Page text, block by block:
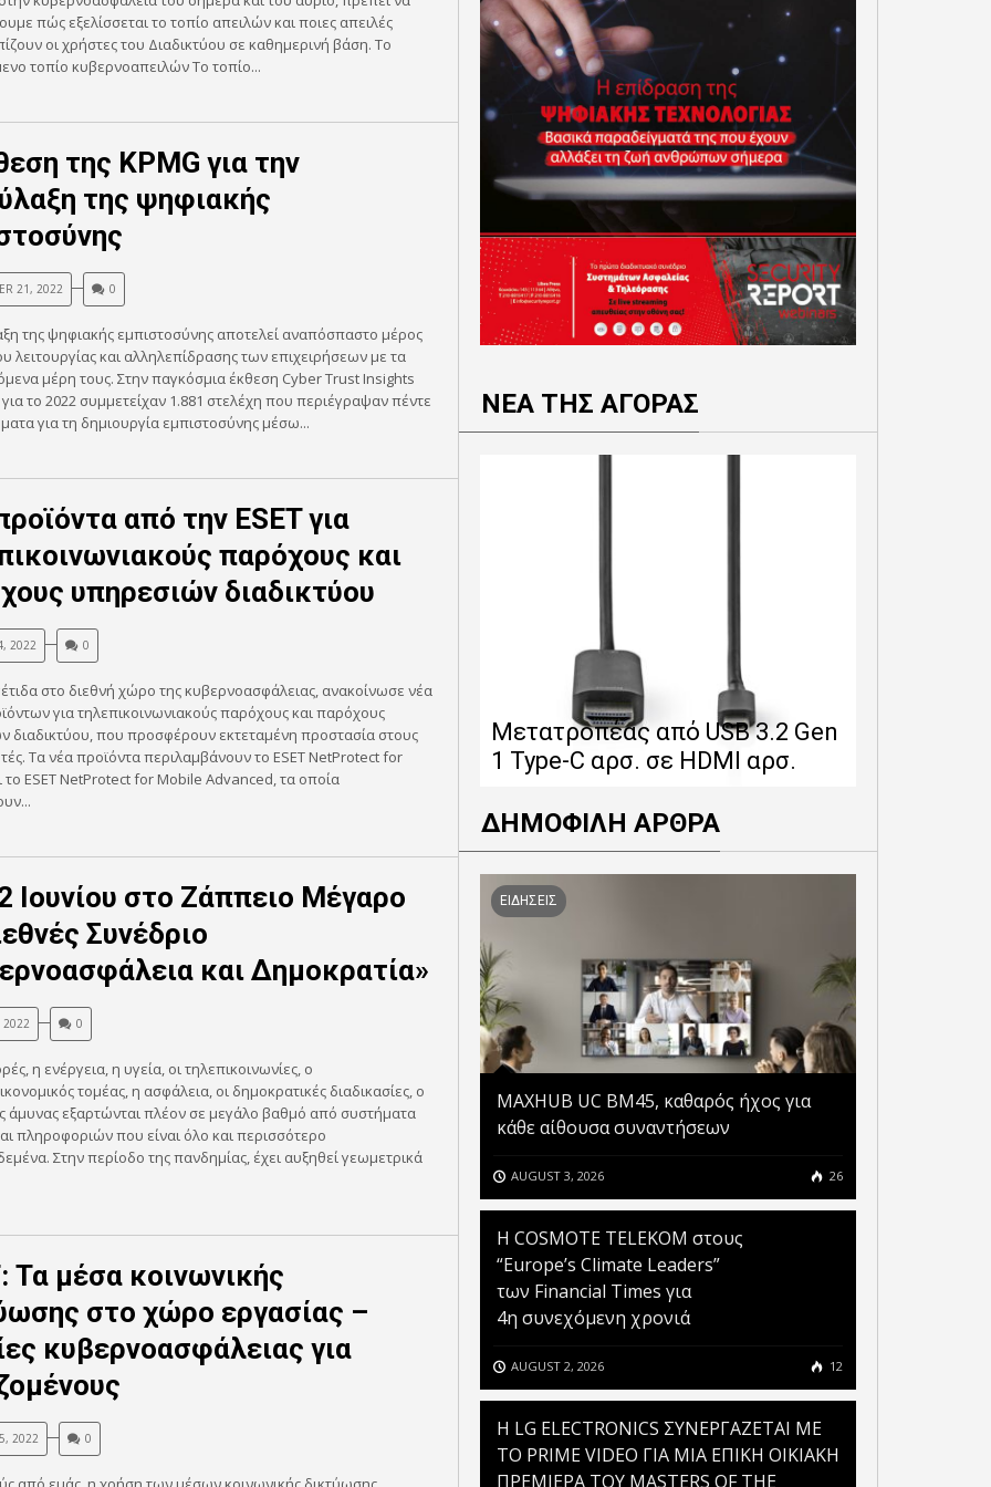
πώς εξελίσσεται το τοπίο απειλών και ποιες απειλές
οι χρήστες του Διαδικτύου σε καθημερινή βάση. Το
τοπίο κυβερνοαπειλών Το τοπίο...
της KPMG για την
της ψηφιακής
21, 2022 0
της ψηφιακής εμπιστοσύνης αποτελεί αναπόσπαστο μέρος
λειτουργίας και αλληλεπίδρασης των επιχειρήσεων με τα
μέρη τους. Στην παγκόσμια έκθεση Cyber Trust Insights
για το 2022 συμμετείχαν 1.881 στελέχη που περιέγραψαν πέντε
για τη δημιουργία εμπιστοσύνης μέσω...
από την ESET για
παρόχους και
υπηρεσιών διαδικτύου
2022 0
στο διεθνή χώρο της κυβερνοασφάλειας, ανακοίνωσε νέα
για τηλεπικοινωνιακούς παρόχους και παρόχους
διαδικτύου, που προσφέρουν εκτεταμένη προστασία στους
Τα νέα προϊόντα περιλαμβάνουν το ESET NetProtect for
το ESET NetProtect for Mobile Advanced, τα οποία
Ιουνίου στο Ζάππειο Μέγαρο
Συνέδριο
και Δημοκρατία»
2022 0
η ενέργεια, η υγεία, οι τηλεπικοινωνίες, ο
τομέας, η ασφάλεια, οι δημοκρατικές διαδικασίες, ο
άμυνας εξαρτώνται πλέον σε μεγάλο βαθμό από συστήματα
πληροφοριών που είναι όλο και περισσότερο
Στην περίοδο της πανδημίας, έχει αυξηθεί γεωμετρικά
Τα μέσα κοινωνικής
στο χώρο εργασίας –
κυβερνοασφάλειας για
2022 0
ΝΕΑ ΤΗΣ ΑΓΟΡΑΣ
Μετατροπέας από USB 3.2 Gen
1 Type-C αρσ. σε HDMI αρσ.
ΔΗΜΟΦΙΛΗ ΑΡΘΡΑ
ΕΙΔΗΣΕΙΣ
MAXHUB UC BM45, καθαρός ήχος για
κάθε αίθουσα συναντήσεων
AUGUST 3, 2026 26
Η COSMOTE TELEKOM στους
“Europe’s Climate Leaders”
των Financial Times για
4η συνεχόμενη χρονιά
AUGUST 2, 2026 12
H LG ELECTRONICS ΣΥΝΕΡΓΑΖΕΤΑΙ ΜΕ
ΤΟ PRIME VIDEO ΓΙΑ ΜΙΑ ΕΠΙΚΗ ΟΙΚΙΑΚΗ
ΠΡΕΜΙΕΡΑ ΤΟΥ MASTERS OF THE